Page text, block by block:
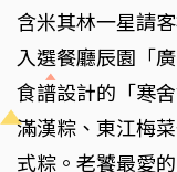
含米其林一星請
入選餐廳辰園「
食譜設計的「寒
滿漢粽、東江梅
式粽。老饕最愛